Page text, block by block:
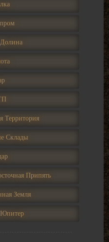
Территория
Склады
Припять
Земля